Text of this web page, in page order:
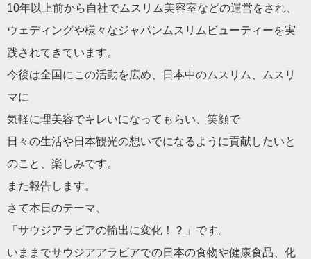
10年以上前から自社でムスリム美容室などの運営をされ、
ウェディングや様々なジャパンムスリムビューティーを実
践されて きています。
今後は全国にこの活動を広め、日本中のムスリム、ムスリ
マに
気軽に理美容でキレいになってもらい、笑顔で
日々の生活や日本観光の想いでになるように貢献したいと
のこと、 楽しみです。
また報告します。
さて本日のテーマ、
「サウジアラビアの輸出に変化！？」です。
いままでサウジアアラビアでの日本の食物や健康食品、化